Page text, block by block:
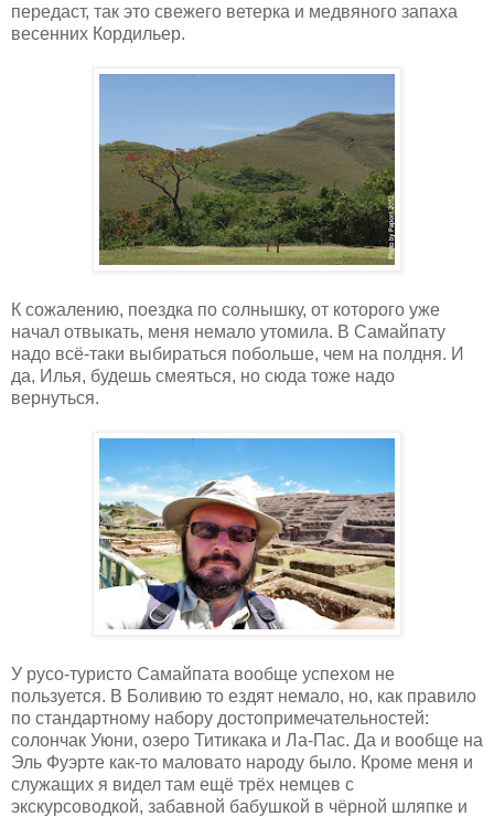
передаст, так это свежего ветерка и медвяного запаха
весенних Кордильер.
К сожалению, поездка по солнышку, от которого уже
начал отвыкать, меня немало утомила. В Самайпату
надо всё-таки выбираться побольше, чем на полдня. И
да, Илья, будешь смеяться, но сюда тоже надо
вернуться.
У русо-туристо Самайпата вообще успехом не
пользуется. В Боливию то ездят немало, но, как правило
по стандартному набору достопримечательностей:
солончак Уюни, озеро Титикака и Ла-Пас. Да и вообще на
Эль Фуэрте как-то маловато народу было. Кроме меня и
служащих я видел там ещё трёх немцев с
экскурсоводкой, забавной бабушкой в чёрной шляпке и